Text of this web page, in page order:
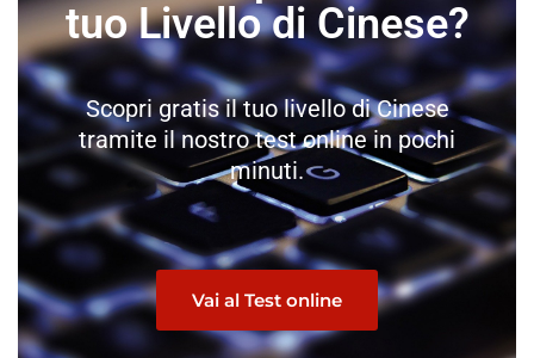
tuo Livello di Cinese?
Scopri gratis il tuo livello di Cinese
tramite il nostro test online in pochi
minuti.
Vai al Test online